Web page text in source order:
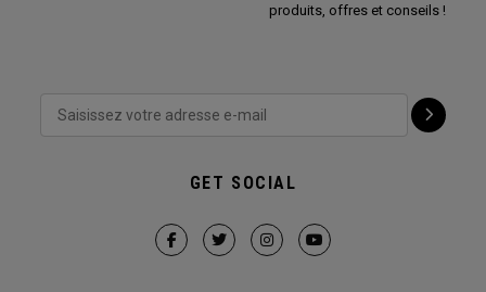
produits, offres et conseils !
GET SOCIAL